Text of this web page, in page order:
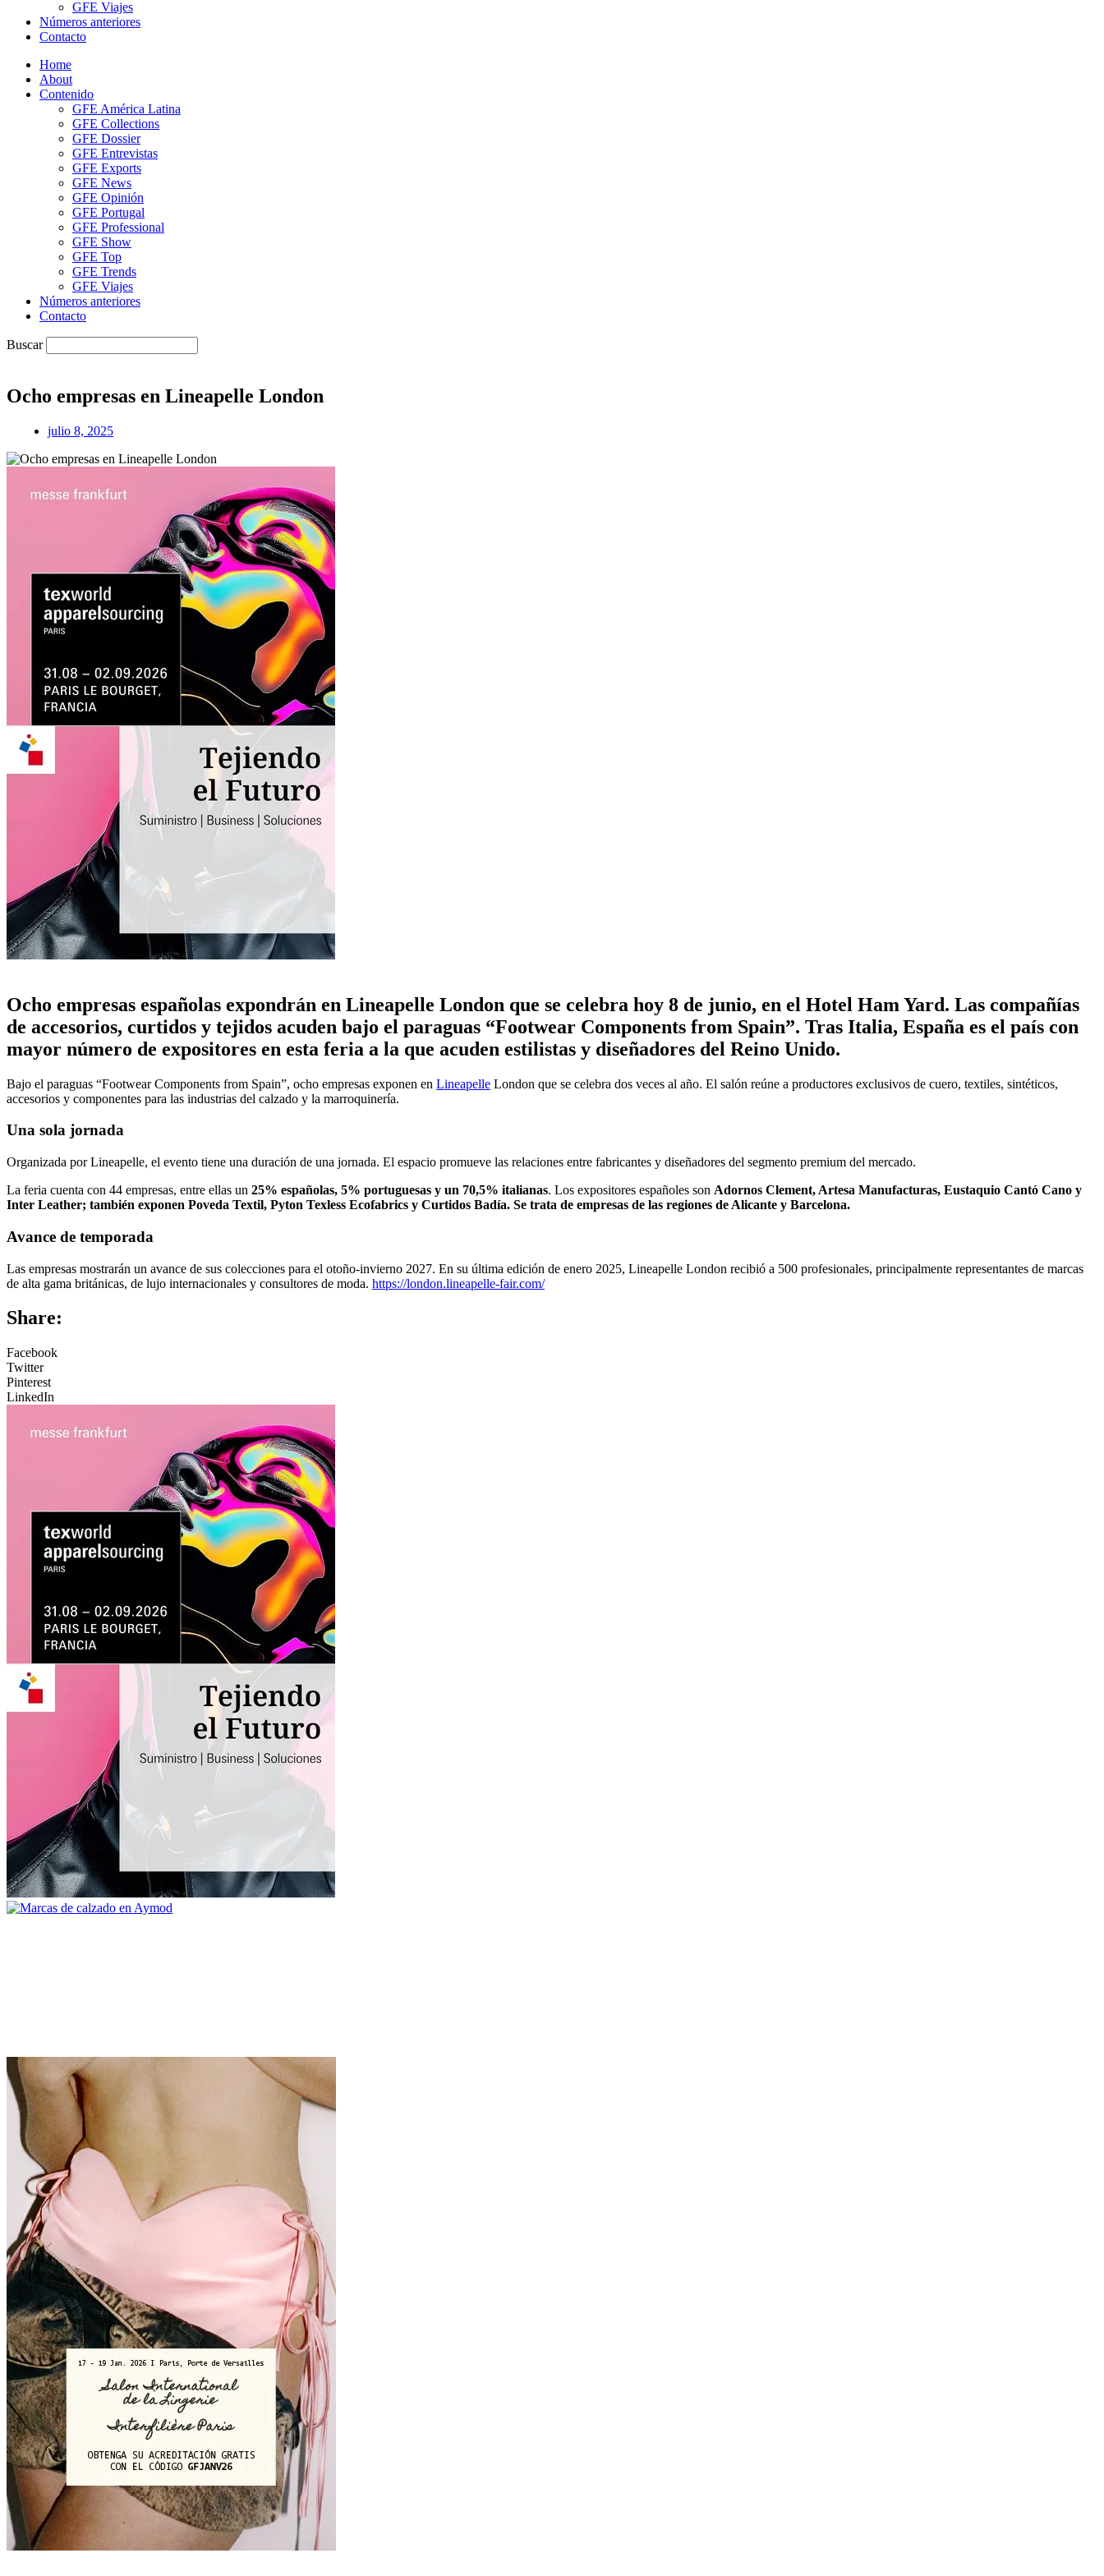
GFE Viajes
Números anteriores
Contacto
Home
About
Contenido
GFE América Latina
GFE Collections
GFE Dossier
GFE Entrevistas
GFE Exports
GFE News
GFE Opinión
GFE Portugal
GFE Professional
GFE Show
GFE Top
GFE Trends
GFE Viajes
Números anteriores
Contacto
Buscar
Ocho empresas en Lineapelle London
julio 8, 2025
Ocho empresas españolas expondrán en Lineapelle London que se celebra hoy 8 de junio, en el Hotel Ham Yard. Las compañías
de accesorios, curtidos y tejidos acuden bajo el paraguas “Footwear Components from Spain”. Tras Italia, España es el país con
mayor número de expositores en esta feria a la que acuden estilistas y diseñadores del Reino Unido.
Bajo el paraguas “Footwear Components from Spain”, ocho empresas exponen en Lineapelle London que se celebra dos veces al año. El salón reúne a productores exclusivos de cuero, textiles, sintéticos,
accesorios y componentes para las industrias del calzado y la marroquinería.
Una sola jornada
Organizada por Lineapelle, el evento tiene una duración de una jornada. El espacio promueve las relaciones entre fabricantes y diseñadores del segmento premium del mercado.
La feria cuenta con 44 empresas, entre ellas un 25% españolas, 5% portuguesas y un 70,5% italianas. Los expositores españoles son Adornos Clement, Artesa Manufacturas, Eustaquio Cantó Cano y
Inter Leather; también exponen Poveda Textil, Pyton Texless Ecofabrics y Curtidos Badía. Se trata de empresas de las regiones de Alicante y Barcelona.
Avance de temporada
Las empresas mostrarán un avance de sus colecciones para el otoño-invierno 2027. En su última edición de enero 2025, Lineapelle London recibió a 500 profesionales, principalmente representantes de marcas
de alta gama británicas, de lujo internacionales y consultores de moda. https://london.lineapelle-fair.com/
Share:
Facebook
Twitter
Pinterest
LinkedIn